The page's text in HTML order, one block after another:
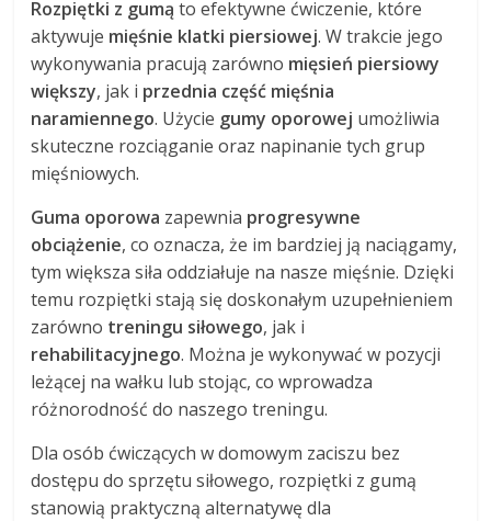
Rozpiętki z gumą to efektywne ćwiczenie, które
aktywuje mięśnie klatki piersiowej. W trakcie jego
wykonywania pracują zarówno mięsień piersiowy
większy, jak i przednia część mięśnia
naramiennego. Użycie gumy oporowej umożliwia
skuteczne rozciąganie oraz napinanie tych grup
mięśniowych.
Guma oporowa zapewnia progresywne
obciążenie, co oznacza, że im bardziej ją naciągamy,
tym większa siła oddziałuje na nasze mięśnie. Dzięki
temu rozpiętki stają się doskonałym uzupełnieniem
zarówno treningu siłowego, jak i
rehabilitacyjnego. Można je wykonywać w pozycji
leżącej na wałku lub stojąc, co wprowadza
różnorodność do naszego treningu.
Dla osób ćwiczących w domowym zaciszu bez
dostępu do sprzętu siłowego, rozpiętki z gumą
stanowią praktyczną alternatywę dla